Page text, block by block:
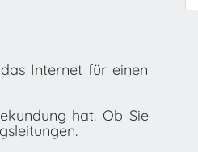
Internet für einen
hat. Ob Sie